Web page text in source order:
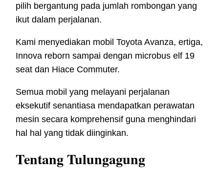
pilih bergantung pada jumlah rombongan yang
ikut dalam perjalanan.
Kami menyediakan mobil Toyota Avanza, ertiga,
Innova reborn sampai dengan microbus elf 19
seat dan Hiace Commuter.
Semua mobil yang melayani perjalanan
eksekutif senantiasa mendapatkan perawatan
mesin secara komprehensif guna menghindari
hal hal yang tidak diinginkan.
Tentang Tulungagung